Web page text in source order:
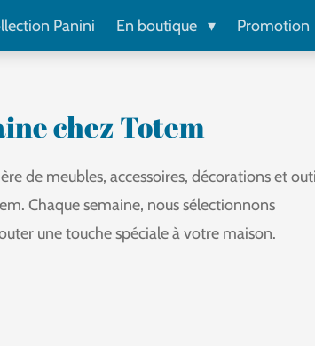
Panini En boutique Promotion
chez Totem
de meubles, accessoires, décorations et
Chaque semaine, nous sélectionnons
une touche spéciale à votre maison.